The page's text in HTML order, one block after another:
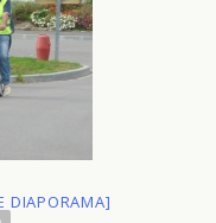
DIAPORAMA]